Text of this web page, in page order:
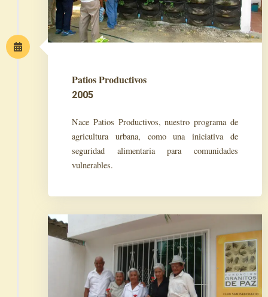
Patios Productivos
2005
Nace Patios Productivos, nuestro programa de
agricultura urbana, como una iniciativa de
seguridad alimentaria para comunidades
vulnerables.